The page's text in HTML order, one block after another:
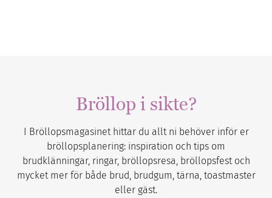
Bröllop i sikte?
I Bröllopsmagasinet hittar du allt ni behöver inför er
bröllopsplanering: inspiration och tips om
brudklänningar, ringar, bröllopsresa, bröllopsfest och
mycket mer för både brud, brudgum, tärna, toastmaster
eller gäst.